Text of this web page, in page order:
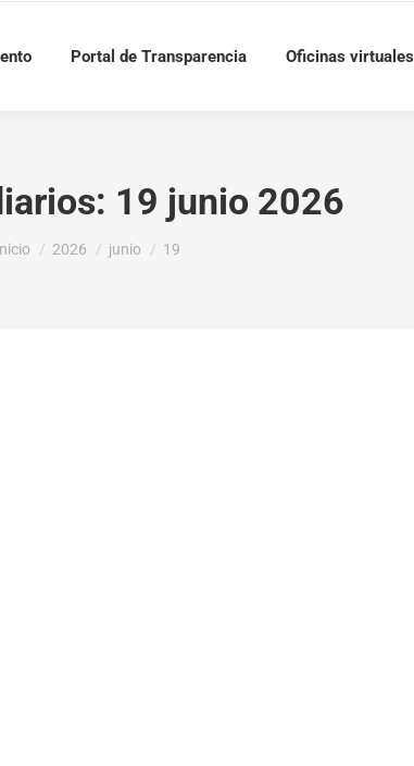
Portal de Transparencia Oficinas virtuales
19 junio 2026
aquí:2026 junio 19